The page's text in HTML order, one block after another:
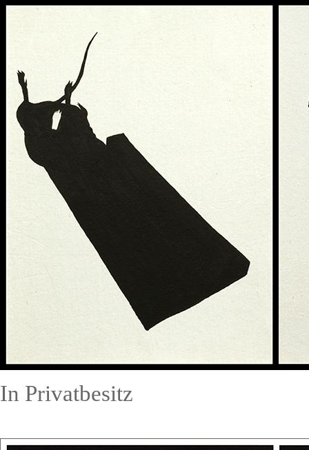
In Privatbesitz